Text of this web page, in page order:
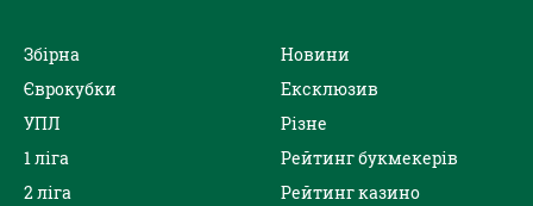
Збірна
Єврокубки
УПЛ
1 ліга
2 ліга
Новини
Ексклюзив
Різне
Рейтинг букмекерів
Рейтинг казино